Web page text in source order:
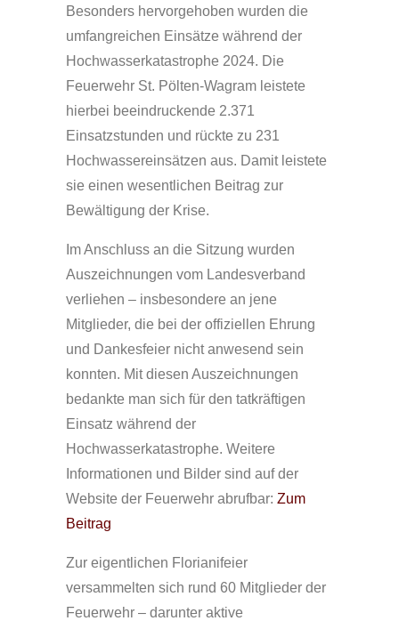
Besonders hervorgehoben wurden die
umfangreichen Einsätze während der
Hochwasserkatastrophe 2024. Die
Feuerwehr St. Pölten-Wagram leistete
hierbei beeindruckende 2.371
Einsatzstunden und rückte zu 231
Hochwassereinsätzen aus. Damit leistete
sie einen wesentlichen Beitrag zur
Bewältigung der Krise.
Im Anschluss an die Sitzung wurden
Auszeichnungen vom Landesverband
verliehen – insbesondere an jene
Mitglieder, die bei der offiziellen Ehrung
und Dankesfeier nicht anwesend sein
konnten. Mit diesen Auszeichnungen
bedankte man sich für den tatkräftigen
Einsatz während der
Hochwasserkatastrophe. Weitere
Informationen und Bilder sind auf der
Website der Feuerwehr abrufbar: Zum
Beitrag
Zur eigentlichen Florianifeier
versammelten sich rund 60 Mitglieder der
Feuerwehr – darunter aktive